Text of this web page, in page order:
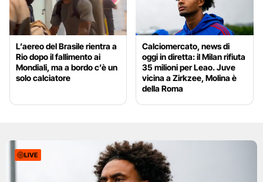
L’aereo del Brasile rientra a
Rio dopo il fallimento ai
Mondiali, ma a bordo c’è un
solo calciatore
Calciomercato, news di
oggi in diretta: il Milan rifiuta
35 milioni per Leao. Juve
vicina a Zirkzee, Molina è
della Roma
LIVE